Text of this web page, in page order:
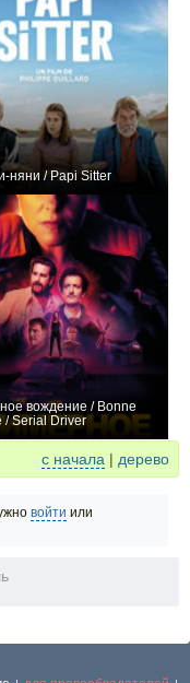
няни / Papi Sitter
вождение / Bonne
/ Serial Driver
с начала | дерево
войти или